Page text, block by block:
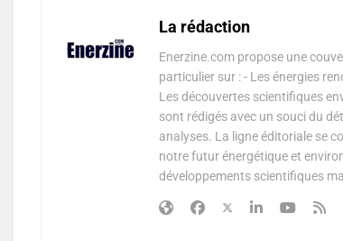
La rédaction
Enerzine.com propose une
particulier sur : - Les énergies
Les découvertes scientifiques
sont rédigés avec un souci du
analyses. La ligne éditoriale se
notre futur énergétique et
développements scientifiques